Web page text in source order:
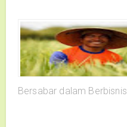
Bersabar dalam Berbisnis